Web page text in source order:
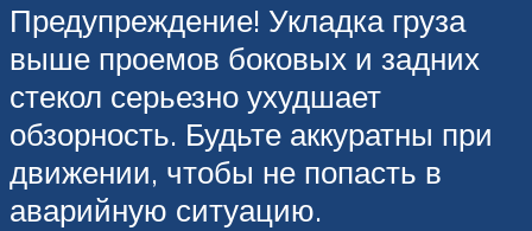
Предупреждение! Укладка груза
выше проемов боковых и задних
стекол серьезно ухудшает
обзорность. Будьте аккуратны при
движении, чтобы не попасть в
аварийную ситуацию.